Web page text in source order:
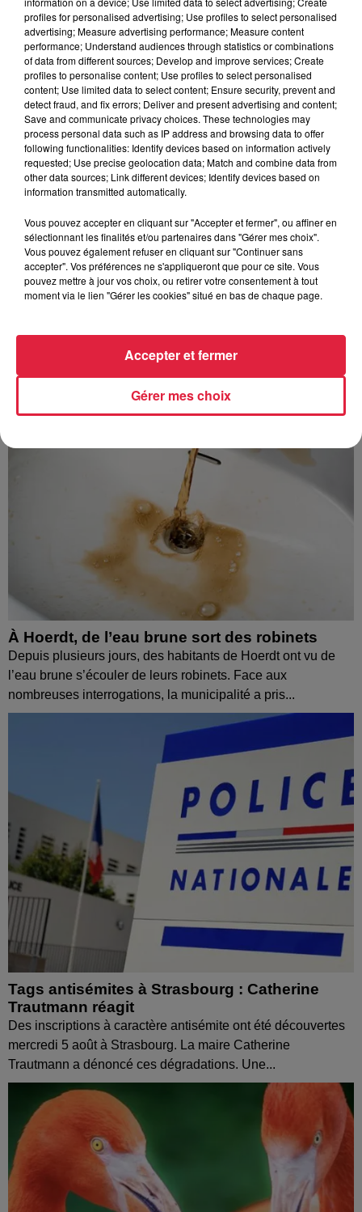
15h54
Tags antisémites à Strasbourg :
Catherine Trautmann réagit
14h33
Au zoo de Mulhouse : rencontre
À Hoerdt, de l’eau brune sort des robinets
Depuis plusieurs jours, des habitants de Hoerdt ont vu de
l’eau brune s’écouler de leurs robinets. Face aux
nombreuses interrogations, la municipalité a pris...
Tags antisémites à Strasbourg : Catherine
Trautmann réagit
Des inscriptions à caractère antisémite ont été découvertes
mercredi 5 août à Strasbourg. La maire Catherine
Trautmann a dénoncé ces dégradations. Une...
profiles for personalised advertising; Use profiles to select personalised
advertising; Measure advertising performance; Measure content
performance; Understand audiences through statistics or combinations
of data from different sources; Develop and improve services; Create
profiles to personalise content; Use profiles to select personalised
content; Use limited data to select content; Ensure security, prevent and
detect fraud, and fix errors; Deliver and present advertising and content;
Save and communicate privacy choices. These technologies may
process personal data such as IP address and browsing data to offer
following functionalities: Identify devices based on information actively
requested; Use precise geolocation data; Match and combine data from
other data sources; Link different devices; Identify devices based on
information transmitted automatically.
Vous pouvez accepter en cliquant sur "Accepter et fermer", ou affiner en
sélectionnant les finalités et/ou partenaires dans "Gérer mes choix".
Vous pouvez également refuser en cliquant sur "Continuer sans
accepter". Vos préférences ne s'appliqueront que pour ce site. Vous
pouvez mettre à jour vos choix, ou retirer votre consentement à tout
moment via le lien "Gérer les cookies" situé en bas de chaque page.
Gérer mes choix
Accepter et fermer